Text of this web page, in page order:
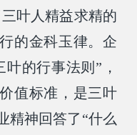
叶人精益求精的
的金科玉律。企
的行事法则”，
值标准，是三叶
精神回答了“什么